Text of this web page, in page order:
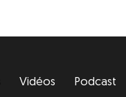
Vidéos Podcast